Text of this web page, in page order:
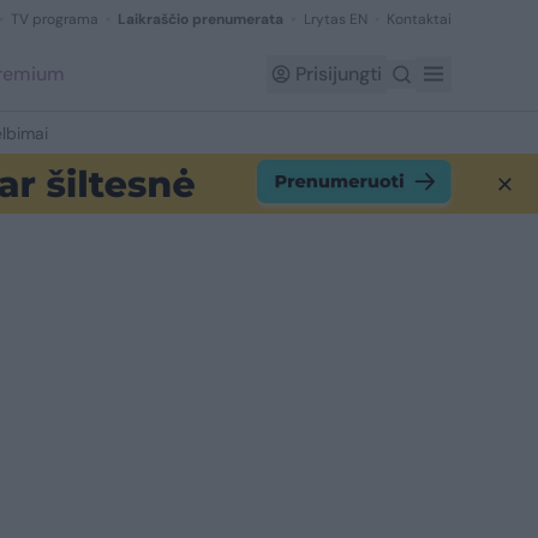
TV programa Laikraščio prenumerata Lrytas EN Kontaktai
Prisijungti